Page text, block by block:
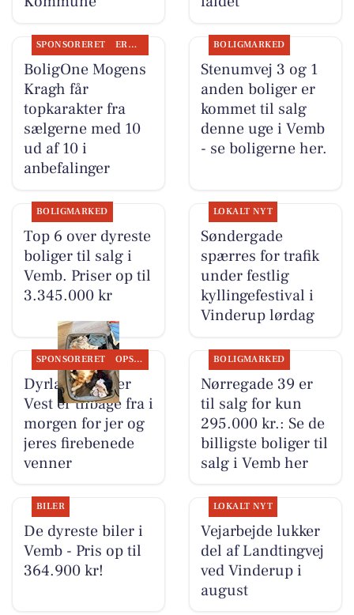
SPONSORERET ERHVERV
BoligOne Mogens
Kragh får
topkarakter fra
sælgerne med 10
ud af 10 i
anbefalinger
BOLIGMARKED
Stenumvej 3 og 1
anden boliger er
kommet til salg
denne uge i Vemb
- se boligerne her.
BOLIGMARKED
Top 6 over dyreste
boliger til salg i
Vemb. Priser op til
3.345.000 kr
LOKALT NYT
Søndergade
spærres for trafik
under festlig
kyllingefestival i
Vinderup lørdag
SPONSORERET OPSLAGSTAVLEN
Dyrlæge Center
Vest er tilbage fra i
morgen for jer og
jeres firebenede
venner
BOLIGMARKED
Nørregade 39 er
til salg for kun
295.000 kr.: Se de
billigste boliger til
salg i Vemb her
BILER
De dyreste biler i
Vemb - Pris op til
364.900 kr!
LOKALT NYT
Vejarbejde lukker
del af Landtingvej
ved Vinderup i
august